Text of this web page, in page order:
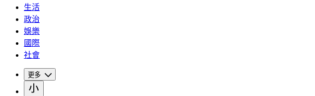
生活
政治
娛樂
國際
社會
更多